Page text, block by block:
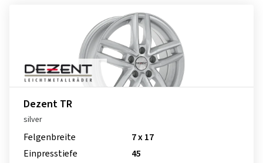
Dezent TR
silver
Felgenbreite
7 x 17
Einpresstiefe
45